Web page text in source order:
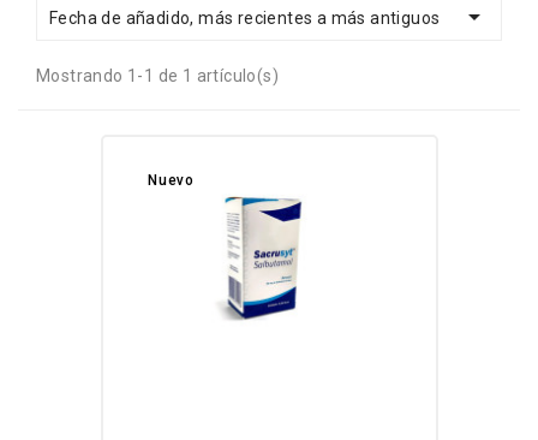
Fecha de añadido, más recientes a más antiguos 
Mostrando 1-1 de 1 artículo(s)
Nuevo